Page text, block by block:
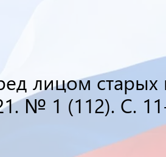
лицом
№ 1 (112). С.